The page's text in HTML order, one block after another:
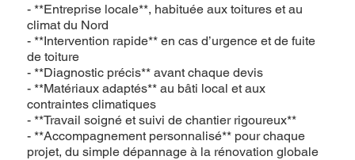
- **Entreprise locale**, habituée aux toitures et au
climat du Nord
- **Intervention rapide** en cas d’urgence et de fuite
de toiture
- **Diagnostic précis** avant chaque devis
- **Matériaux adaptés** au bâti local et aux
contraintes climatiques
- **Travail soigné et suivi de chantier rigoureux**
- **Accompagnement personnalisé** pour chaque
projet, du simple dépannage à la rénovation globale